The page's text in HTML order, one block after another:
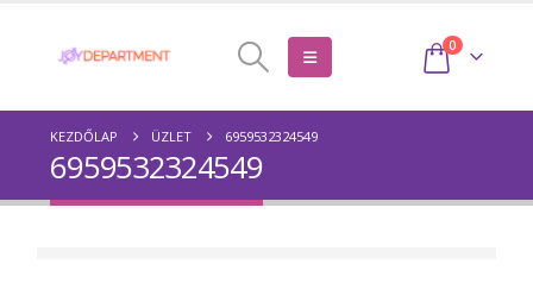
0
KEZDŐLAP ÜZLET 6959532324549
6959532324549